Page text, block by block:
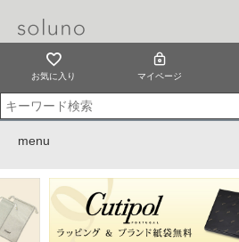
お気に入り マイページ
menu